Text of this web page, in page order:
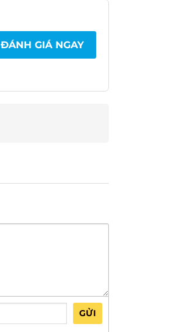
ĐÁNH GIÁ NGAY
GỬI